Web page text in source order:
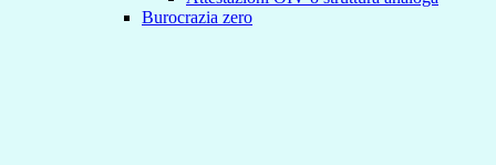
Burocrazia zero